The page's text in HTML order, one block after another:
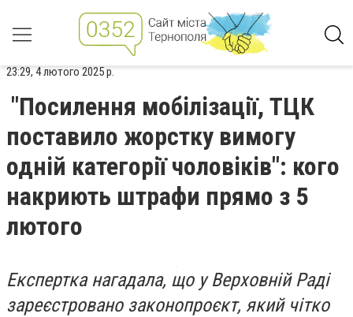
23:29, 4 лютого 2025 р.
"Посилення мобілізації, ТЦК
поставило жорстку вимогу
одній категорії чоловіків": кого
накриють штрафи прямо з 5
лютого
Експертка нагадала, що у Верховній Раді
зареєстровано законопроєкт, який чітко